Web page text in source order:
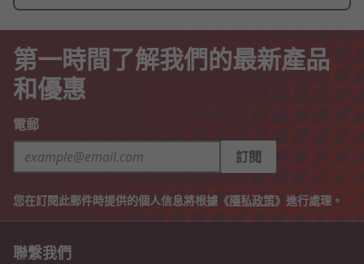
第一時間了解我們的最新產品
和優惠
電郵
訂閱
您在訂閱此郵件時提供的個人信息將根據《隱私政策》進行處理。
聯繫我們